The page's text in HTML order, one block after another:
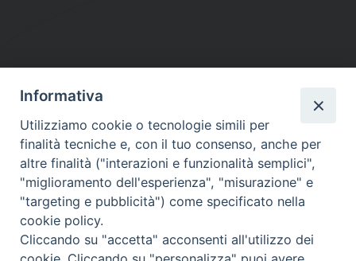
DIOCESI SUBURBICARIA DI ALBANO
Contatti:Tel.: 06.93268401 - Fax.: 06.9323844
E-mail:curia@diocesidialbano.it
Orari: dal Lunedì al Venerdì Ore: 9:00 - 13:00
Lunedì, Mercoledì e Venerdì, Ore 9:30 - 12:30
Informativa
Utilizziamo cookie o tecnologie simili per
finalità tecniche e, con il tuo consenso, anche per
altre finalità ("interazioni e funzionalità semplici",
"miglioramento dell'esperienza", "misurazione" e
"targeting e pubblicità") come specificato nella
cookie policy.
Cliccando su "accetta" acconsenti all'utilizzo dei